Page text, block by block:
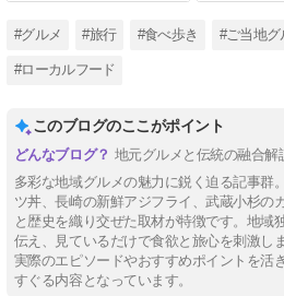
#グルメ #旅行 #食べ歩き #ご当地グ
#ローカルフード
このブログのここがポイント
地元グルメと伝統の融合解
多彩な地域グルメの魅力に鋭く迫る記事群
ツ丼、長崎の新鮮アジフライ、武蔵小杉の
と歴史を織り交ぜた取材が特徴です。地域
伝え、見ているだけで食欲と旅心を刺激し
実際のエピソードやおすすめポイントを活
すぐる内容となっています。